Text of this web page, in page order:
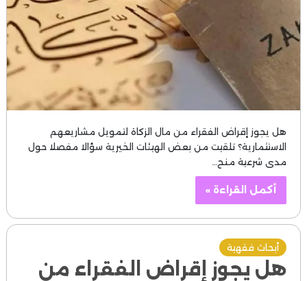
هل يجوز إقراض الفقراء من مال الزكاة لتمويل مشاريعهم
الاستثمارية؟ تلقيت من بعض الهيئات الخيرية سؤالا مفصلا حول
مدى شرعية منح…
أكمل القراءة »
أبحاث فقهية
هل يجوز إقراض الفقراء من